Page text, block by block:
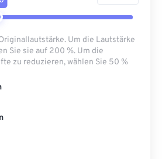
Um die Lautstärke
Sie sie auf 200 %. Um die
zu reduzieren, wählen Sie 50 %